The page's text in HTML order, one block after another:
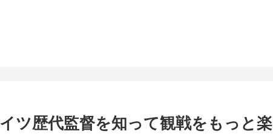
ツ歴代監督を知って観戦をもっと楽